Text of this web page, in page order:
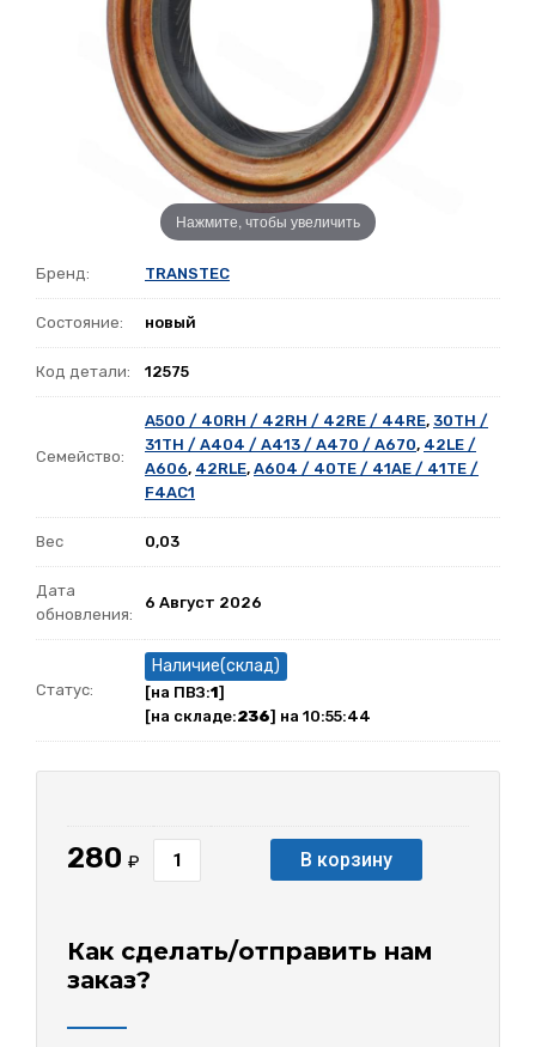
Нажмите, чтобы увеличить
Бренд: TRANSTEC
Состояние: новый
Код детали: 12575
Семейство:
A500 / 40RH / 42RH / 42RE / 44RE, 30TH /
31TH / A404 / A413 / A470 / A670, 42LE /
A606, 42RLE, A604 / 40TE / 41AE / 41TE /
F4AC1
Вес 0,03
Дата
обновления:
6 Август 2026
Статус:
Наличие(склад)
[на ПВЗ:1]
[на складе:236] на 10:55:44
280 ₽ В корзину
Как сделать/отправить нам
заказ?